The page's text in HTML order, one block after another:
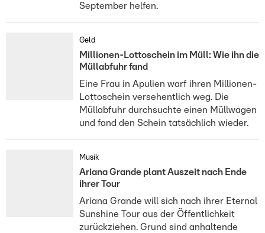
September helfen.
Geld
Millionen-Lottoschein im Müll: Wie ihn die
Müllabfuhr fand
Eine Frau in Apulien warf ihren Millionen-
Lottoschein versehentlich weg. Die
Müllabfuhr durchsuchte einen Müllwagen
und fand den Schein tatsächlich wieder.
Musik
Ariana Grande plant Auszeit nach Ende
ihrer Tour
Ariana Grande will sich nach ihrer Eternal
Sunshine Tour aus der Öffentlichkeit
zurückziehen. Grund sind anhaltende